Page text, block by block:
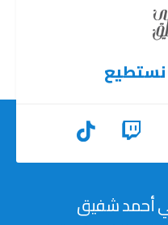
نستطيع
أحمد شفيق